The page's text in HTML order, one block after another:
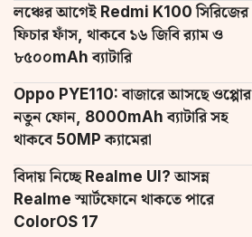
লঞ্চের আগেই Redmi K100 সিরিজের
ফিচার ফাঁস, থাকবে ১৬ জিবি র‌্যাম ও
৮৫০০mAh ব্যাটারি
Oppo PYE110: বাজারে আসছে ওপ্পোর
নতুন ফোন, 8000mAh ব্যাটারি সহ
থাকবে 50MP ক্যামেরা
বিদায় নিচ্ছে Realme UI? আসন্ন
Realme স্মার্টফোনে থাকতে পারে
ColorOS 17